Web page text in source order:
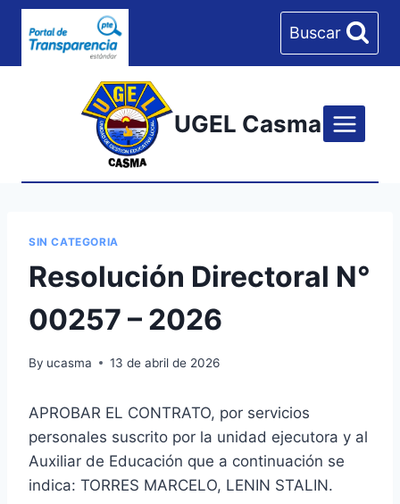
Skip
Buscar
UGEL Casma
SIN CATEGORIA
Resolución Directoral N°
00257 – 2026
By ucasma 13 de abril de 2026
APROBAR EL CONTRATO, por servicios
personales suscrito por la unidad ejecutora y al
Auxiliar de Educación que a continuación se
indica: TORRES MARCELO, LENIN STALIN.